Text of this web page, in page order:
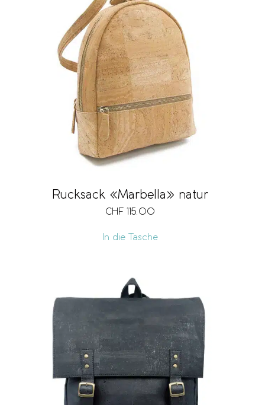
Rucksack «Marbella» natur
CHF 115.00
In die Tasche